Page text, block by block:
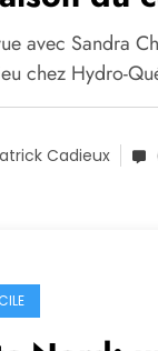
avec Sandra
chez Hydro-
Cadieux